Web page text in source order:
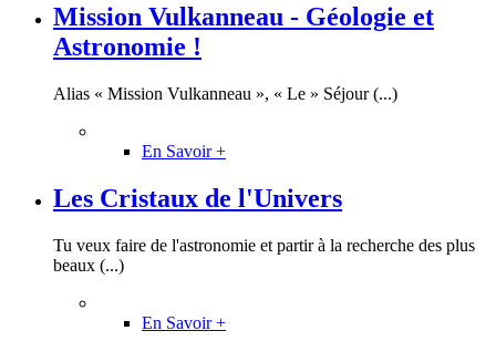
Mission Vulkanneau - Géologie et
Astronomie !
Alias « Mission Vulkanneau », « Le » Séjour (...)
En Savoir +
Les Cristaux de l'Univers
Tu veux faire de l'astronomie et partir à la recherche des plus
beaux (...)
En Savoir +